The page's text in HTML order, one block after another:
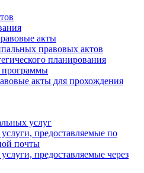
акты
правовых актов
планирования
акты для прохождения
услуг
предоставляемые по
почты
предоставляемые через